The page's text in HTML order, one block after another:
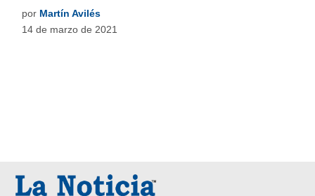
por Martín Avilés
14 de marzo de 2021